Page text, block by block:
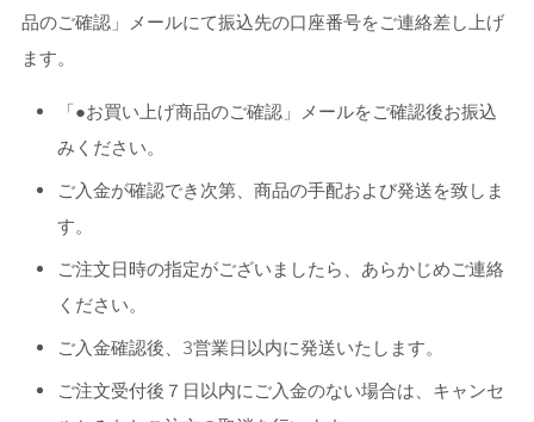
品のご確認」メールにて振込先の口座番号をご連絡差し上げ
ます。
「●お買い上げ商品のご確認」メールをご確認後お振込
みください。
ご入金が確認でき次第、商品の手配および発送を致しま
す。
ご注文日時の指定がございましたら、あらかじめご連絡
ください。
ご入金確認後、 3営業日以内に発送いたします。
ご注文受付後７日以内にご入金のない場合は、キャンセ